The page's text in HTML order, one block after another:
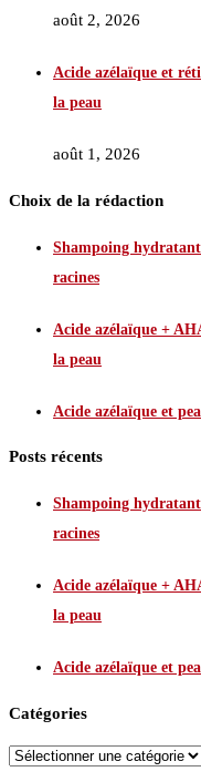
août 2, 2026
Acide azélaïque et
la peau
août 1, 2026
Choix de la rédaction
Shampoing
racines
Acide azélaïque +
la peau
Acide azélaïque et
Posts récents
Shampoing
racines
Acide azélaïque +
la peau
Acide azélaïque et
Catégories